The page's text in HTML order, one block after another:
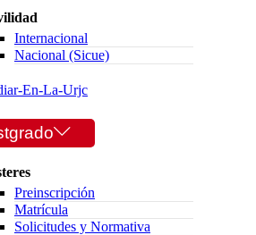
Internacional
Nacional (Sicue)
En-La-Urjc
Preinscripción
Matrícula
Solicitudes y Normativa